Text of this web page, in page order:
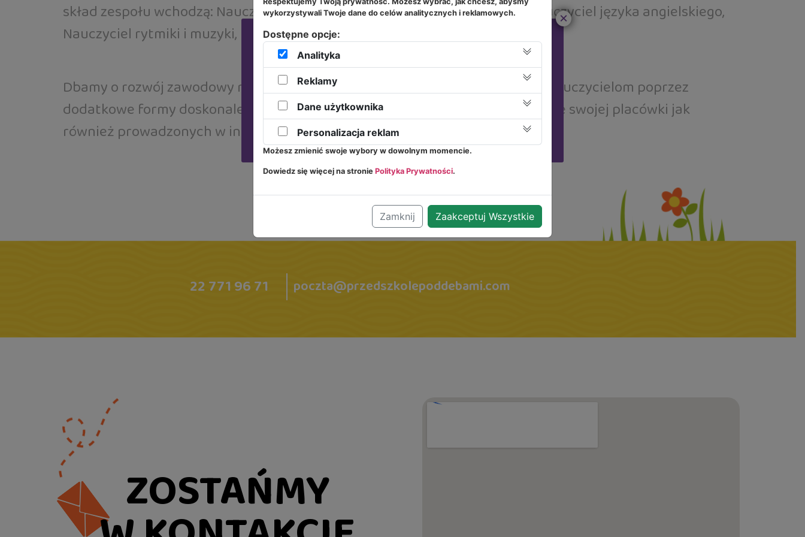
skład zespołu wchodzą: Nauczyciele-Wychowawcy, Psycholog, Logopeda, Nauczyciel języka angielskiego,
Nauczyciel rytmiki i muzyki, Instruktorzy zajęć dodatkowych.
Dbamy o rozwój zawodowy naszego zespołu. Zapewniamy wsparcie naszym Nauczycielom poprzez
dodatkowe formy doskonalenia, kursy, warsztaty, szkolenia zarówno na terenie swojej placówki jak
również prowadzonych w instytucjach zewnętrznych.
22 771 96 71 poczta@przedszkolepoddebami.com
ZOSTAŃMY
Rekrutacja2026/2027
Rekrutacja do Żłobka i Przedszkola 2026/2027 otwarta!
Zapraszamy do zapisów przez Formularz Rekrutacyjny w zakładce
×
wykorzystywali Twoje dane do celów analitycznych i reklamowych.
Dostępne opcje:
Analityka
Reklamy
Dane użytkownika
Personalizacja reklam
Możesz zmienić swoje wybory w dowolnym momencie.
Dowiedz się więcej na stronie Polityka Prywatności.
Zamknij Zaakceptuj Wszystkie